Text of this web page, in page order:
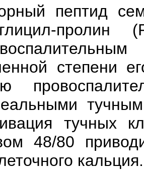
пептид
глицил-
степени
тучных
48/80